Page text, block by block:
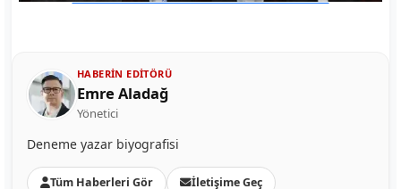
HABERIN EDITÖRÜ
Emre Aladağ
Yönetici
Deneme yazar biyografisi
Tüm Haberleri Gör İletişime Geç